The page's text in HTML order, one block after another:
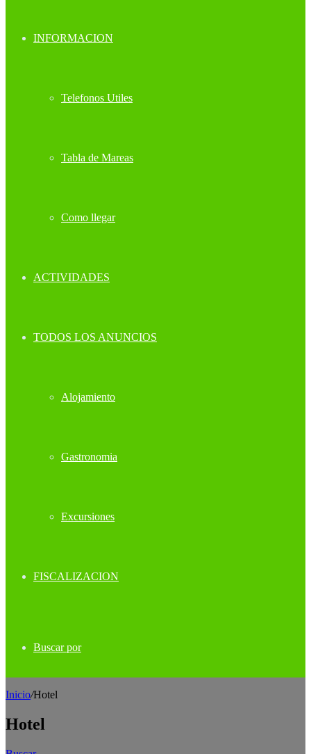
INFORMACION
Telefonos Utiles
Tabla de Mareas
Como llegar
ACTIVIDADES
TODOS LOS ANUNCIOS
Alojamiento
Gastronomia
Excursiones
FISCALIZACION
Buscar por
Inicio/Hotel
Hotel